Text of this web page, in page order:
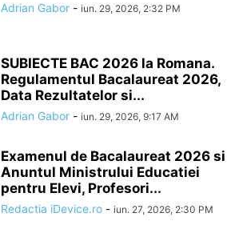
Adrian Gabor - iun. 29, 2026, 2:32 PM
SUBIECTE BAC 2026 la Romana.
Regulamentul Bacalaureat 2026,
Data Rezultatelor si...
Adrian Gabor - iun. 29, 2026, 9:17 AM
Examenul de Bacalaureat 2026 si
Anuntul Ministrului Educatiei
pentru Elevi, Profesori...
Redactia iDevice.ro - iun. 27, 2026, 2:30 PM